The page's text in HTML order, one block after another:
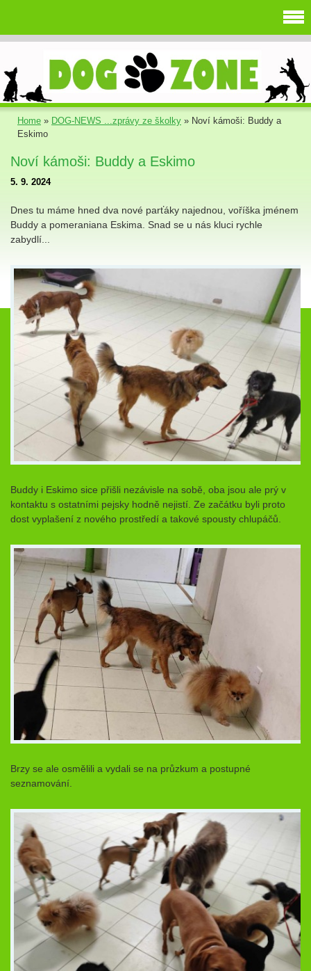
Home » DOG-NEWS ...zprávy ze školky » Noví kámoši: Buddy a
Eskimo
Noví kámoši: Buddy a Eskimo
5. 9. 2024
Dnes tu máme hned dva nové parťáky najednou, voříška jménem
Buddy a pomeraniana Eskima. Snad se u nás kluci rychle
zabydlí...
Buddy i Eskimo sice přišli nezávisle na sobě, oba jsou ale prý v
kontaktu s ostatními pejsky hodně nejistí. Ze začátku byli proto
dost vyplašení z nového prostředí a takové spousty chlupáčů.
Brzy se ale osmělili a vydali se na průzkum a postupné
seznamování.